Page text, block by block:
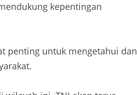
kepentingan
penting untuk mengetahui dan